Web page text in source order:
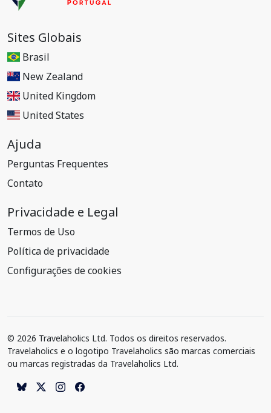
Sites Globais
Brasil
New Zealand
United Kingdom
United States
Ajuda
Perguntas Frequentes
Contato
Privacidade e Legal
Termos de Uso
Política de privacidade
Configurações de cookies
© 2026 Travelaholics Ltd. Todos os direitos reservados.
Travelaholics e o logotipo Travelaholics são marcas comerciais
ou marcas registradas da Travelaholics Ltd.